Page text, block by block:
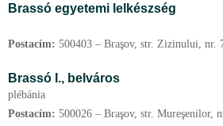
Brassó egyetemi lelkészség
Postacím: 500403 – Braşov, str. Zizinului, nr.
Brassó I., belváros
plébánia
Postacím: 500026 – Braşov, str. Mureşenilor,